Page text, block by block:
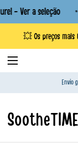
- Ver a seleção
💥 Os preços mais
Envio
SootheTIME